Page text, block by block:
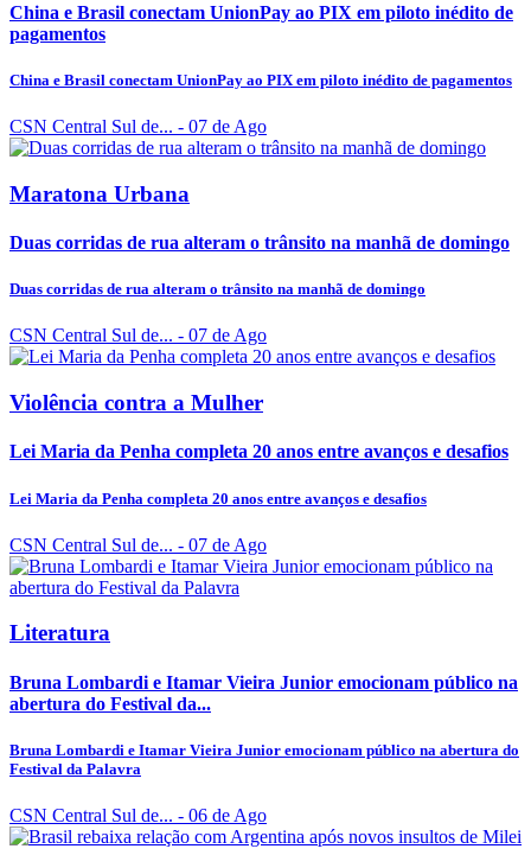
China e Brasil conectam UnionPay ao PIX em piloto inédito de
pagamentos
China e Brasil conectam UnionPay ao PIX em piloto inédito de pagamentos
CSN Central Sul de... - 07 de Ago
Maratona Urbana
Duas corridas de rua alteram o trânsito na manhã de domingo
Duas corridas de rua alteram o trânsito na manhã de domingo
CSN Central Sul de... - 07 de Ago
Violência contra a Mulher
Lei Maria da Penha completa 20 anos entre avanços e desafios
Lei Maria da Penha completa 20 anos entre avanços e desafios
CSN Central Sul de... - 07 de Ago
Literatura
Bruna Lombardi e Itamar Vieira Junior emocionam público na
abertura do Festival da...
Bruna Lombardi e Itamar Vieira Junior emocionam público na abertura do
Festival da Palavra
CSN Central Sul de... - 06 de Ago